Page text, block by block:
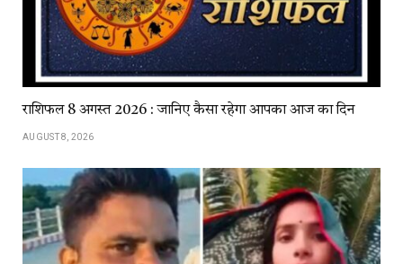
राशिफल 8 अगस्त 2026 : जानिए कैसा रहेगा आपका आज का दिन
AUGUST 8, 2026